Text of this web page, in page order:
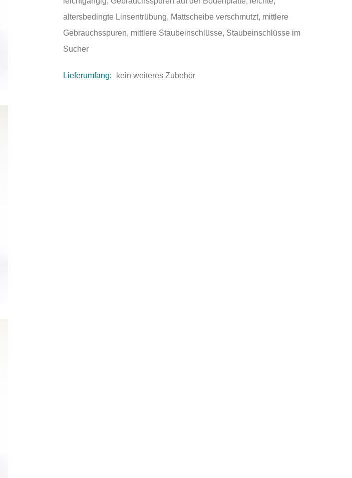
altersbedingte Linsentrübung, Mattscheibe verschmutzt, mittlere
Gebrauchsspuren, mittlere Staubeinschlüsse, Staubeinschlüsse im
Sucher
Lieferumfang: kein weiteres Zubehör